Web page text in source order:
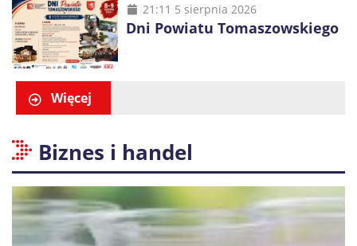
21:11 5 sierpnia 2026
Dni Powiatu Tomaszowskiego
Więcej
Biznes i handel